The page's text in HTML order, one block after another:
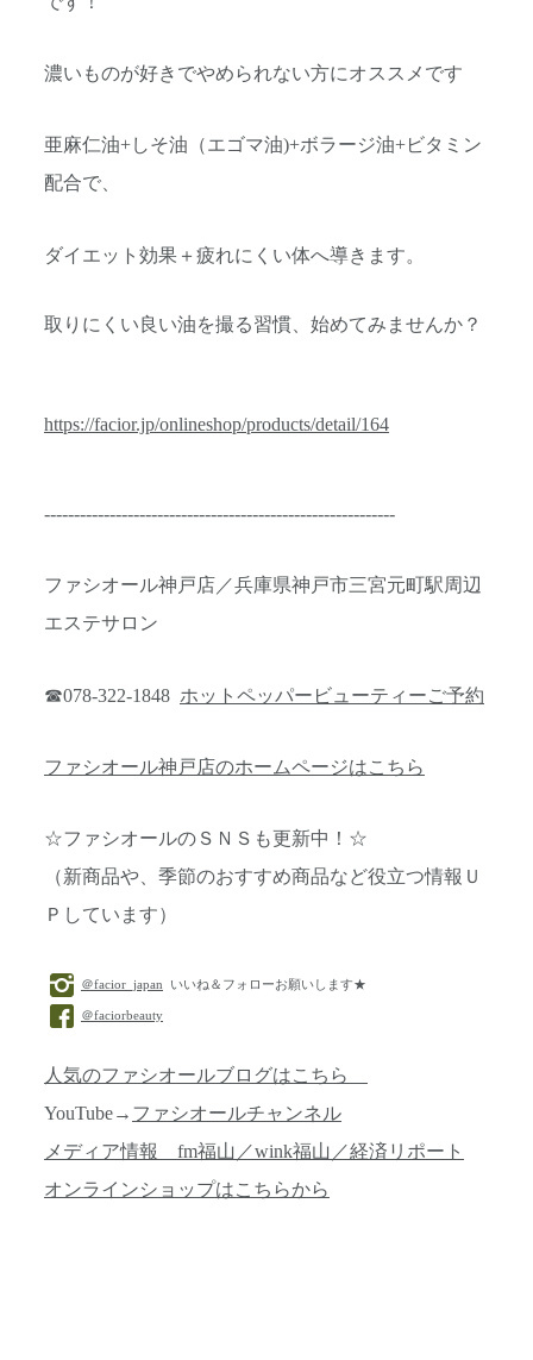
濃いものが好きでやめられない方にオススメです
亜麻仁油+しそ油（エゴマ油)+ボラージ油+ビタミン
配合で、
ダイエット効果＋疲れにくい体へ導きます。
取りにくい良い油を撮る習慣、始めてみませんか？
https://facior.jp/onlineshop/products/detail/164
-----------------------------------------------------------
ファシオール神戸店／兵庫県神戸市三宮元町駅周辺
エステサロン
☎078-322-1848 ホットペッパービューティーご予約
ファシオール神戸店のホームページはこちら
☆ファシオールのＳＮＳも更新中！☆
（新商品や、季節のおすすめ商品など役立つ情報Ｕ
Ｐしています）
＠facior_japan いいね＆フォローお願いします★
＠faciorbeauty
人気のファシオールブログはこちら
YouTube→ ファシオールチャンネル
メディア情報 fm福山／wink福山／経済リポート
オンラインショップはこちらから